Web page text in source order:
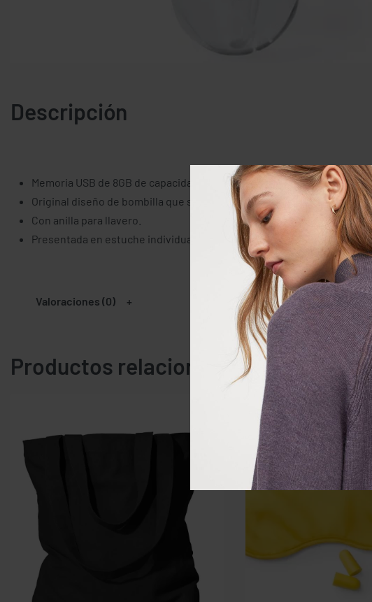
Descripción
Memoria USB de 8GB de capacidad.
Original diseño de bombilla que se ilumina con luz blanca al conectarla
Con anilla para llavero.
Presentada en estuche individual.
Valoraciones (0)
Productos relacionados